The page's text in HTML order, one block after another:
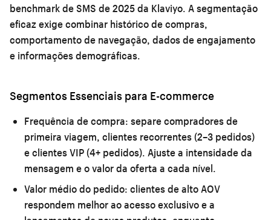
benchmark de SMS de 2025 da Klaviyo. A segmentação
eficaz exige combinar histórico de compras,
comportamento de navegação, dados de engajamento
e informações demográficas.
Segmentos Essenciais para E-commerce
Frequência de compra: separe compradores de
primeira viagem, clientes recorrentes (2–3 pedidos)
e clientes VIP (4+ pedidos). Ajuste a intensidade da
mensagem e o valor da oferta a cada nível.
Valor médio do pedido: clientes de alto AOV
respondem melhor ao acesso exclusivo e a